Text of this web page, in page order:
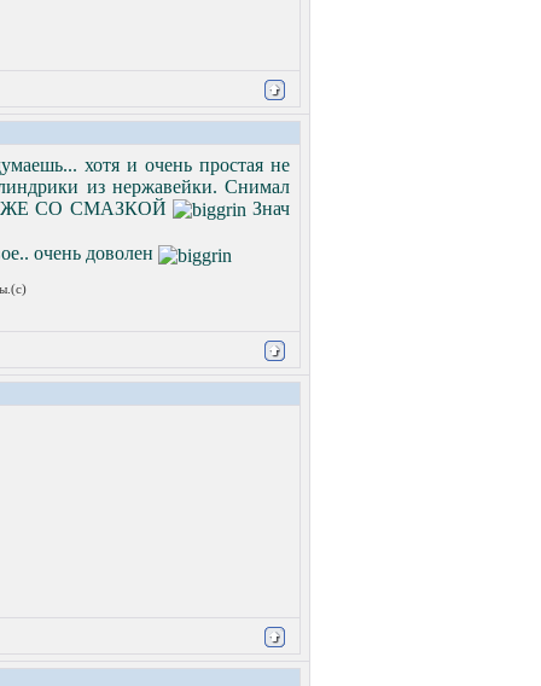
хотя и очень простая не
из нержавейки. Снимал
ДАЖЕ СО СМАЗКОЙ
Знач
очень доволен